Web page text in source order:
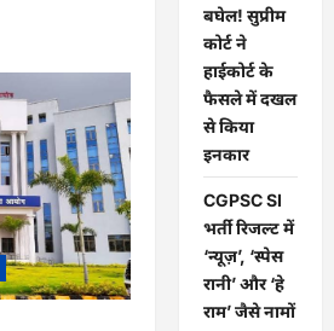
बघेल! सुप्रीम
कोर्ट ने
हाईकोर्ट के
फैसले में दखल
से किया
इनकार
CGPSC SI
भर्ती रिजल्ट में
‘न्यूज़’, ‘स्पेस
रानी’ और ‘हे
राम’ जैसे नामों